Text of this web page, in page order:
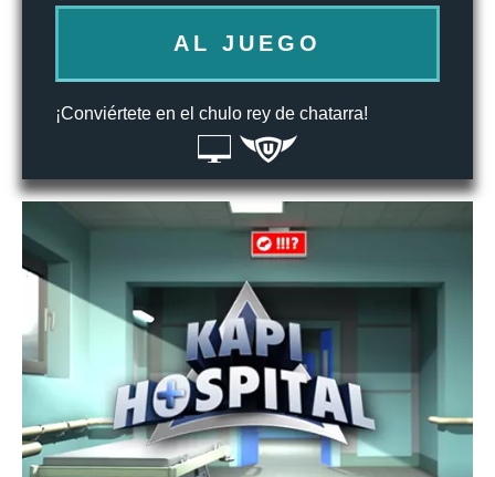
AL JUEGO
¡Conviértete en el chulo rey de chatarra!